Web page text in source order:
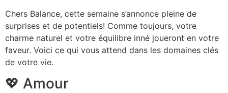
Chers Balance, cette semaine s’annonce pleine de
surprises et de potentiels! Comme toujours, votre
charme naturel et votre équilibre inné joueront en votre
faveur. Voici ce qui vous attend dans les domaines clés
de votre vie.
💖 Amour